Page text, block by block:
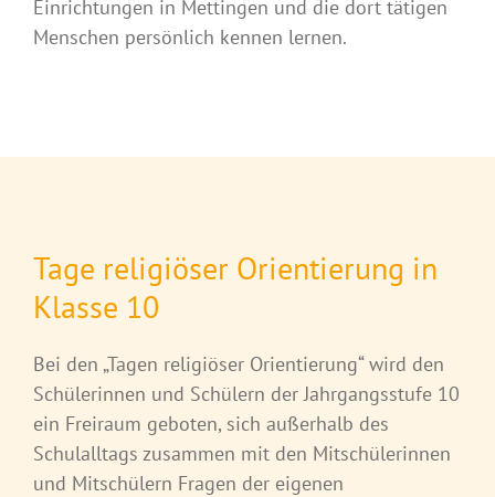
Einrichtungen in Mettingen und die dort tätigen
Menschen persönlich kennen lernen.
Tage religiöser Orientierung in
Klasse 10
Bei den „Tagen religiöser Orientierung“ wird den
Schülerinnen und Schülern der Jahrgangsstufe 10
ein Freiraum geboten, sich außerhalb des
Schulalltags zusammen mit den Mitschülerinnen
und Mitschülern Fragen der eigenen